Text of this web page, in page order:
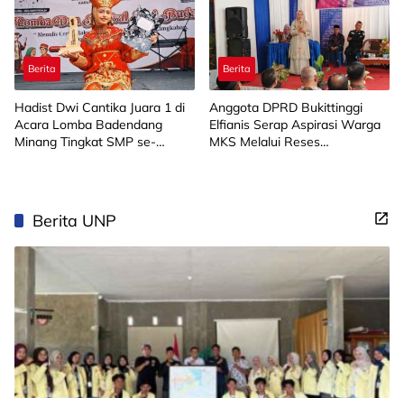
Berita
Hadist Dwi Cantika Juara 1 di
Acara Lomba Badendang
Minang Tingkat SMP se-
Berita
Anggota DPRD Bukittinggi
Elfianis Serap Aspirasi Warga
MKS Melalui Reses
Berita UNP